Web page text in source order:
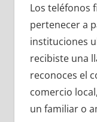
Los teléfonos
pertenecer а
instituciones
recibiste una
reconoces el
comercio
un familiar ο